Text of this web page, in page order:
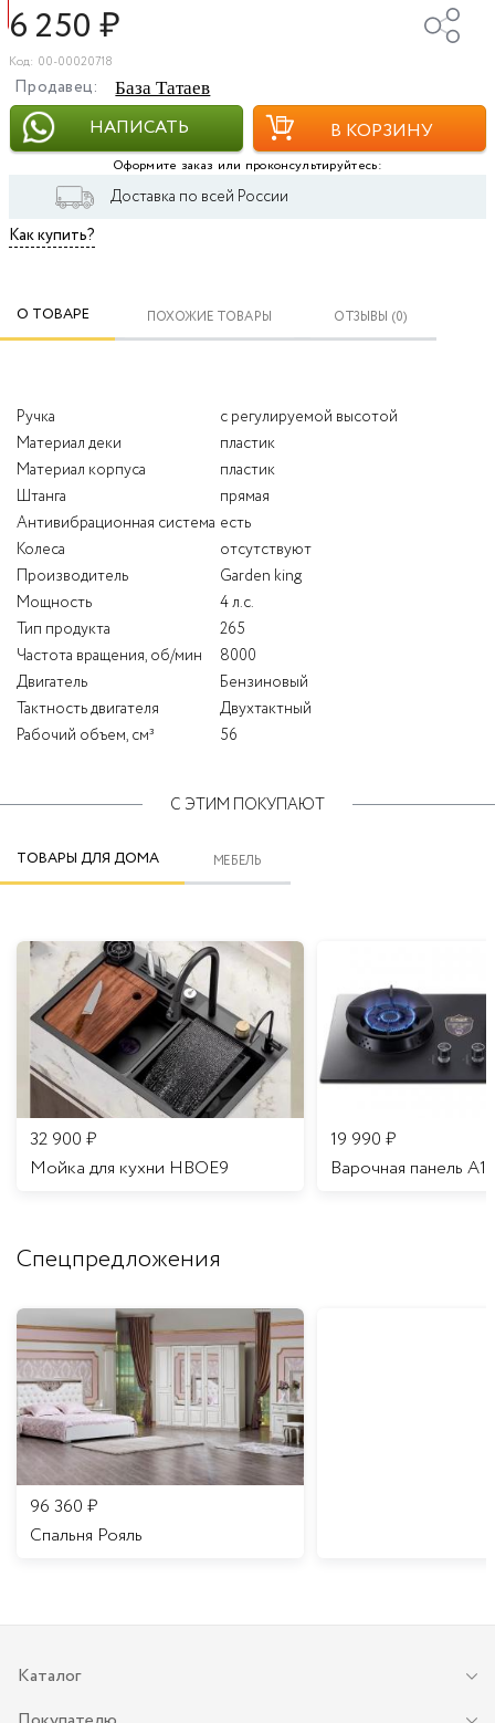
6 250₽
Код: 00-00020718
Продавец: База Татаев
НАПИСАТЬ В КОРЗИНУ
Оформите заказ или проконсультируйтесь:
Доставка по всей России
Как купить?
О ТОВАРЕ ПОХОЖИЕ ТОВАРЫ ОТЗЫВЫ (0)
Ручка
с регулируемой высотой
Материал деки
пластик
Материал корпуса
пластик
Штанга
прямая
Антивибрационная система есть
Колеса
отсутствуют
Производитель
Garden king
Мощность
4 л.с.
Тип продукта
265
Частота вращения, об/мин
8000
Двигатель
Бензиновый
Тактность двигателя
Двухтактный
Рабочий объем, см³
56
С ЭТИМ ПОКУПАЮТ
ТОВАРЫ ДЛЯ ДОМА МЕБЕЛЬ
32 900 ₽
Мойка для кухни HBOE9
19 990 ₽
Варочная панель A16
Спецпредложения
96 360 ₽
Спальня Рояль
Каталог